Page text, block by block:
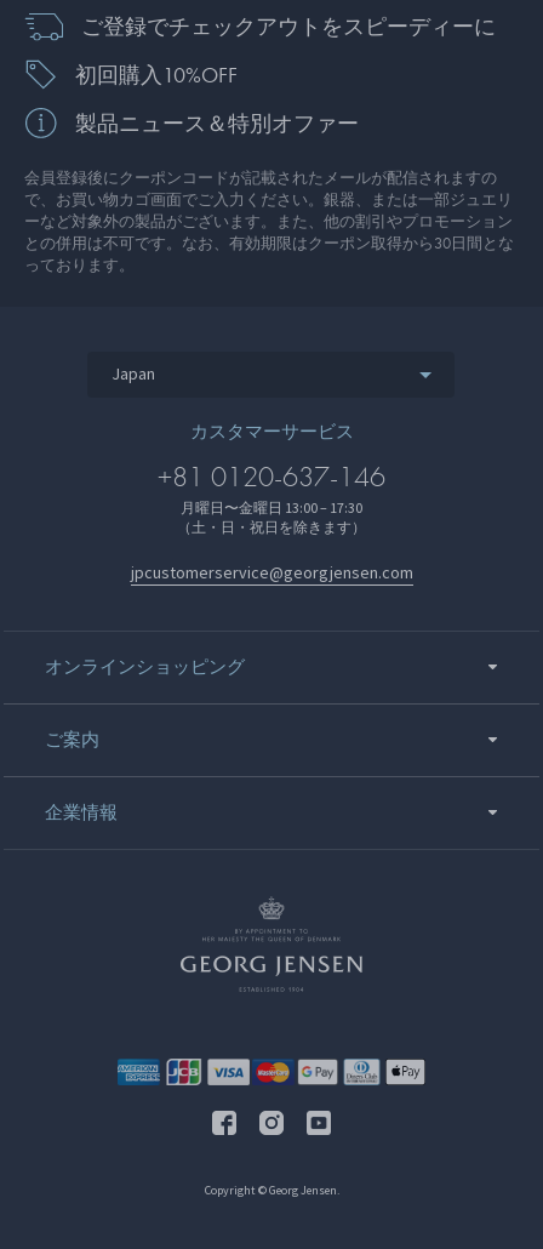
ご登録でチェックアウトをスピーディーに
初回購入10%OFF
製品ニュース＆特別オファー
会員登録後にクーポンコードが記載されたメールが配信されますの
で、お買い物カゴ画面でご入力ください。銀器、または一部ジュエリ
ーなど対象外の製品がございます。また、他の割引やプロモーション
との併用は不可です。なお、有効期限はクーポン取得から30日間とな
っております。
Japan
カスタマーサービス
+81 0120-637-146
月曜日〜金曜日 13:00 – 17:30
（土・日・祝日を除きます）
jpcustomerservice@georgjensen.com
オンラインショッピング
ご案内
企業情報
Copyright © Georg Jensen.